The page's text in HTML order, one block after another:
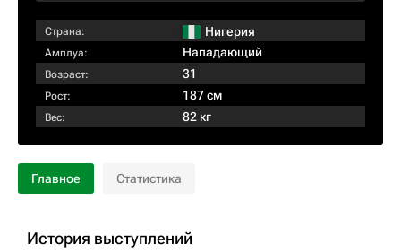
Страна: Нигерия
Амплуа: Нападающий
Возраст: 31
Рост: 187 см
Вес: 82 кг
Главное Статистика
История выступлений